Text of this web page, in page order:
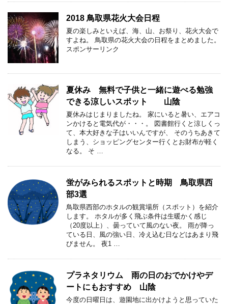
2018 鳥取県花火大会日程
夏の楽しみといえば、海、山、お祭り、花火大会で
すよね。 鳥取県の花火大会の日程をまとめました。
スポンサーリンク
夏休み 無料で子供と一緒に遊べる勉強
できる涼しいスポット 山陰
夏休みはじまりましたね。 家にいると暑い、エアコ
ンかけると電気代が・・・。 図書館行くと涼しくっ
て、本大好きな子はいいんですが、 そのうちあきて
しまう、ショッピングセンター行くとお財布が軽く
なる。 そ …
蛍がみられるスポットと時期 鳥取県西
部3選
鳥取県西部のホタルの観賞場所（スポット）を紹介
します。 ホタルが多く飛ぶ条件は生暖かく感じ
（20度以上）、曇っていて風のない夜。 雨が降っ
ている日、風の強い日、冷え込む日などはあまり飛
びません。 夜1 …
プラネタリウム 雨の日のおでかけやデ
ートにもおすすめ 山陰
今度の日曜日は、遊園地に出かけようと思っていた